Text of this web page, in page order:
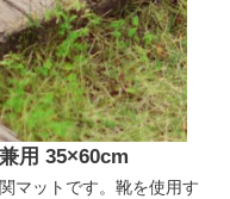
用 35×60cm
マットです。靴を使用す